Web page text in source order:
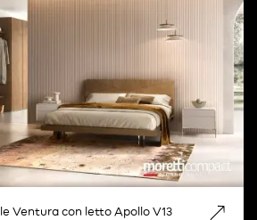
Ventura con letto Apollo V13